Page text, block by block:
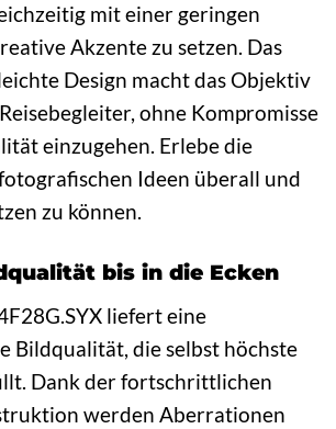
mit einer geringen
Akzente zu setzen. Das
Design macht das Objektiv
ohne Kompromisse
einzugehen. Erlebe die
Ideen überall und
zu können.
bis in die Ecken
liefert eine
Bildqualität, die selbst höchste
Dank der fortschrittlichen
werden Aberrationen